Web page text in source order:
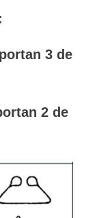
3 de
2 de